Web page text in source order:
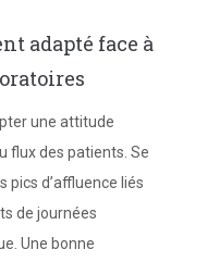
adapté face à
une attitude
flux des patients. Se
pics d’affluence liés
de journées
Une bonne